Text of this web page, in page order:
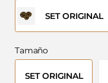
SET ORIGINAL
Tamaño
SET ORIGINAL